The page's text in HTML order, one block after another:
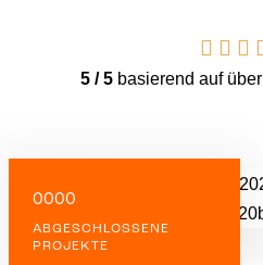
5 / 5basierend auf über
0000
ABGESCHLOSSENE
PROJEKTE